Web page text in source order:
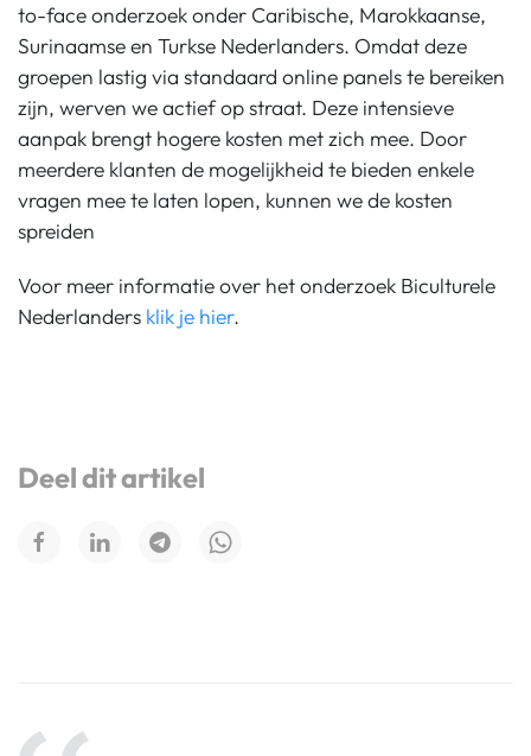
to-face onderzoek onder Caribische, Marokkaanse,
Surinaamse en Turkse Nederlanders. Omdat deze
groepen lastig via standaard online panels te bereiken
zijn, werven we actief op straat. Deze intensieve
aanpak brengt hogere kosten met zich mee. Door
meerdere klanten de mogelijkheid te bieden enkele
vragen mee te laten lopen, kunnen we de kosten
spreiden
Voor meer informatie over het onderzoek Biculturele
Nederlanders klik je hier.
Deel dit artikel